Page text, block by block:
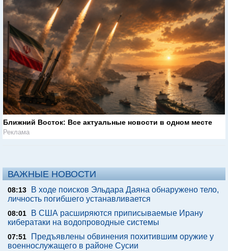
Ближний Восток: Все актуальные новости в одном месте
Реклама
ВАЖНЫЕ НОВОСТИ
08:13
В ходе поисков Эльдара Даяна обнаружено тело,
личность погибшего устанавливается
08:01
В США расширяются приписываемые Ирану
кибератаки на водопроводные системы
07:51
Предъявлены обвинения похитившим оружие у
военнослужащего в районе Сусии